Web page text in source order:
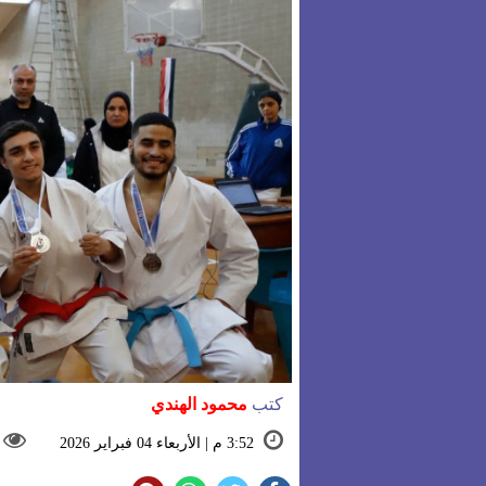
كتب محمود الهندي
3:52 م | الأربعاء 04 فبراير 2026